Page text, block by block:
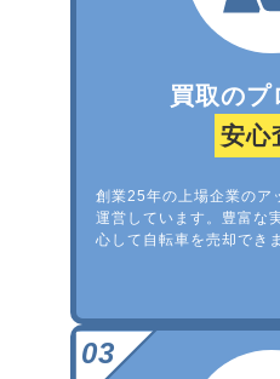
買取のプ
安心
創業25年の上場企業のア
運営しています。豊富な
心して自転車を売却でき